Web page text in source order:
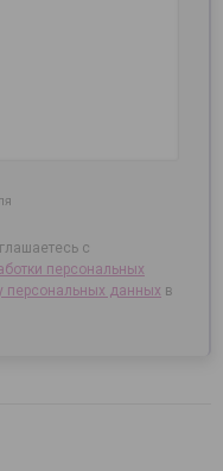
с
персональных
персональных данных в